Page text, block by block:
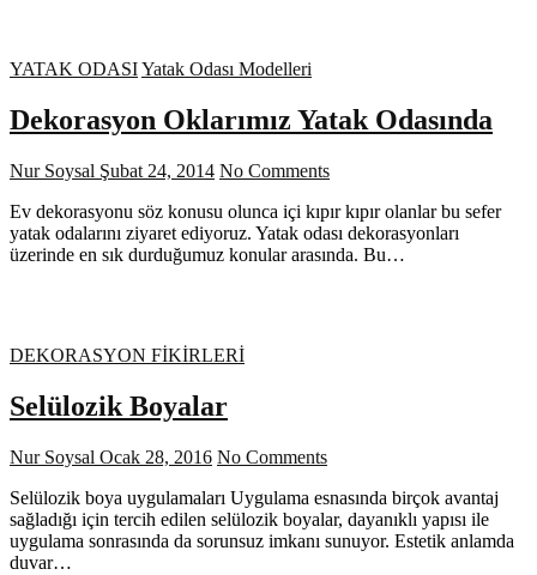
YATAK ODASIYatak Odası Modelleri
Dekorasyon Oklarımız Yatak Odasında
Nur Soysal Şubat 24, 2014 No Comments
Ev dekorasyonu söz konusu olunca içi kıpır kıpır olanlar bu sefer
yatak odalarını ziyaret ediyoruz. Yatak odası dekorasyonları
üzerinde en sık durduğumuz konular arasında. Bu…
DEKORASYON FİKİRLERİ
Selülozik Boyalar
Nur Soysal Ocak 28, 2016 No Comments
Selülozik boya uygulamaları Uygulama esnasında birçok avantaj
sağladığı için tercih edilen selülozik boyalar, dayanıklı yapısı ile
uygulama sonrasında da sorunsuz imkanı sunuyor. Estetik anlamda
duvar…